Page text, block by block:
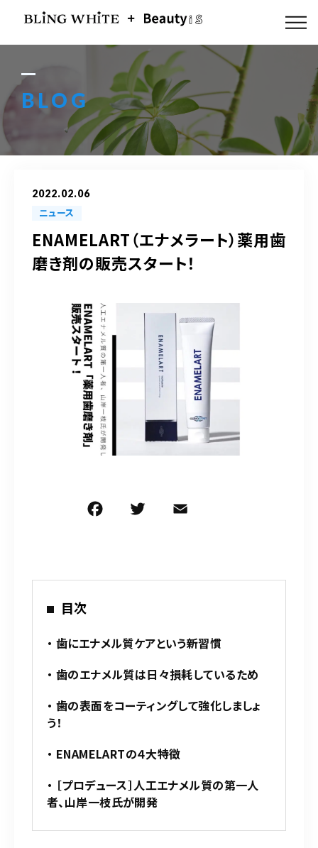
BLOG
2022.02.06
ニュース
ENAMELART（エナメラート）薬用歯
磨き剤の販売スタート！
e
o
k
te l
目次
・ 歯にエナメル質ケアという新習慣
・ 歯のエナメル質は日々損耗しているため
・ 歯の表面をコーティングして強化しましょ
う！
・ ENAMELARTの４大特徴
・ ［プロデュース］人工エナメル質の第一人
者、山岸一枝氏が開発
ABOUT US
FLOW
MENU
ACCESS
090-9859-5917
平日 10：00～21：00
土日 10：00～20：00
祝日 10：00～20：00（不定休）
ご予約はこちら